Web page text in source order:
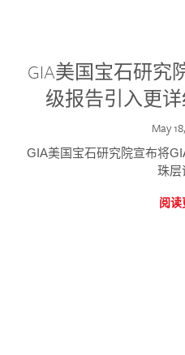
GIA美国宝石研究
级报告引入更详
May
GIA美国宝石研究院宣布将
珠层
阅